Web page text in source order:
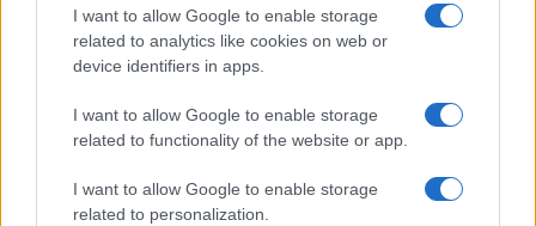
I want to allow Google to enable storage
related to analytics like cookies on web or
device identifiers in apps.
I want to allow Google to enable storage
related to functionality of the website or app.
I want to allow Google to enable storage
related to personalization.
detto allaStampaPamila Pattern, rappresentante
speciale di Antonio Guterres – Si tratta di casi che
ho portato all’attenzione dei funzionari governativi
di Kiev quando sono stata lì e devo dire che da
parte loro non c’è stata un atteggiamento
negazionista ostruzionista. E loro stessi si sono
impegnati a cooperare migliorando i meccanismi